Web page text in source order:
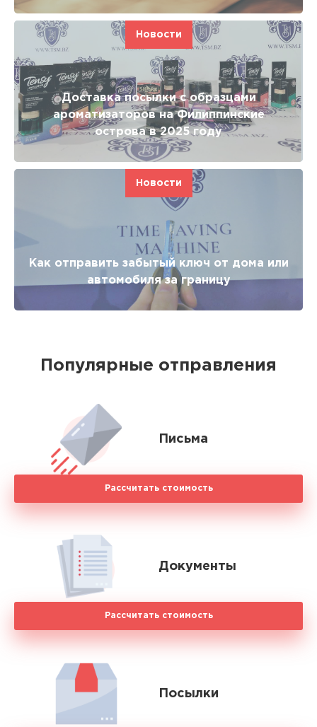
Новости
Доставка посылки с образцами
ароматизаторов на Филиппинские
острова в 2025 году
Новости
Как отправить забытый ключ от дома или
автомобиля за границу
Популярные отправления
Письма
Рассчитать стоимость
Документы
Рассчитать стоимость
Посылки